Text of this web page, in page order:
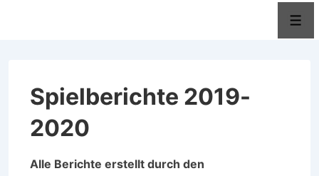
Spielberichte 2019-
2020
Alle Berichte erstellt durch den